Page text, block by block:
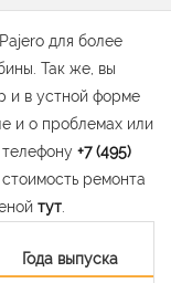
для более
Так же, вы
и в устной форме
и о проблемах или
+7 (495)
ремонта
тут
Года выпуска